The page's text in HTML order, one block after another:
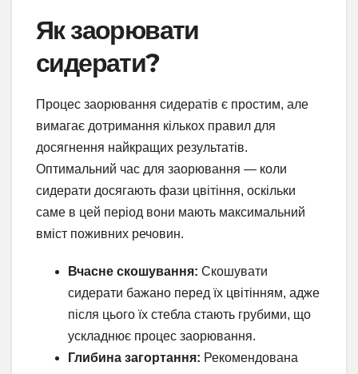
Як заорювати
сидерати?
Процес заорювання сидератів є простим, але
вимагає дотримання кількох правил для
досягнення найкращих результатів.
Оптимальний час для заорювання — коли
сидерати досягають фази цвітіння, оскільки
саме в цей період вони мають максимальний
вміст поживних речовин.
Вчасне скошування: Скошувати
сидерати бажано перед їх цвітінням, адже
після цього їх стебла стають грубими, що
ускладнює процес заорювання.
Глибина загортання: Рекомендована